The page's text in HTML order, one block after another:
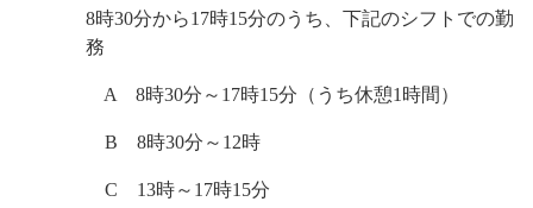
8時30分から17時15分のうち、下記のシフトでの勤
務
A 8時30分～17時15分（うち休憩1時間）
B 8時30分～12時
C 13時～17時15分